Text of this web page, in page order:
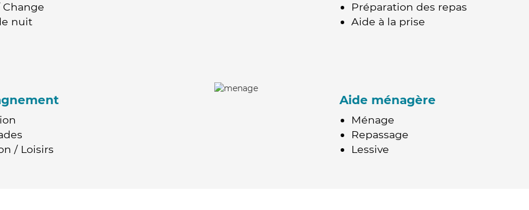
nuit
Préparation des repas
Aide à la prise
/ Loisirs
Aide ménagère
Ménage
Repassage
Lessive